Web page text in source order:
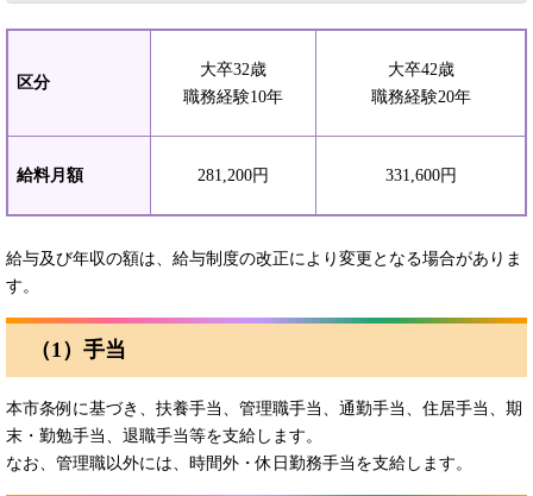
区分
大卒32歳
職務経験10年
大卒42歳
職務経験20年
給料月額 281,200円 331,600円
給与及び年収の額は、給与制度の改正により変更となる場合がありま
す。
（1）手当
本市条例に基づき、扶養手当、管理職手当、通勤手当、住居手当、期
末・勤勉手当、退職手当等を支給します。
なお、管理職以外には、時間外・休日勤務手当を支給します。